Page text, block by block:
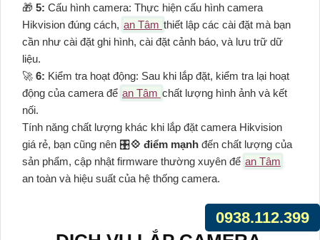
🎁 5: Cấu hình camera: Thực hiện cấu hình camera
Hikvision đúng cách, an Tâm thiết lập các cài đặt mà bạn
cần như cài đặt ghi hình, cài đặt cảnh báo, và lưu trữ dữ
liệu.
️🚀 6: Kiểm tra hoạt động: Sau khi lắp đặt, kiểm tra lại hoạt
động của camera để an Tâm chất lượng hình ảnh và kết
nối.
Tính năng chất lượng khác khi lắp đặt camera Hikvision
giá rẻ, bạn cũng nên 🎛💠 điểm mạnh đến chất lượng của
sản phẩm, cập nhật firmware thường xuyên để an Tâm
an toàn và hiệu suất của hệ thống camera.
0938.112.399